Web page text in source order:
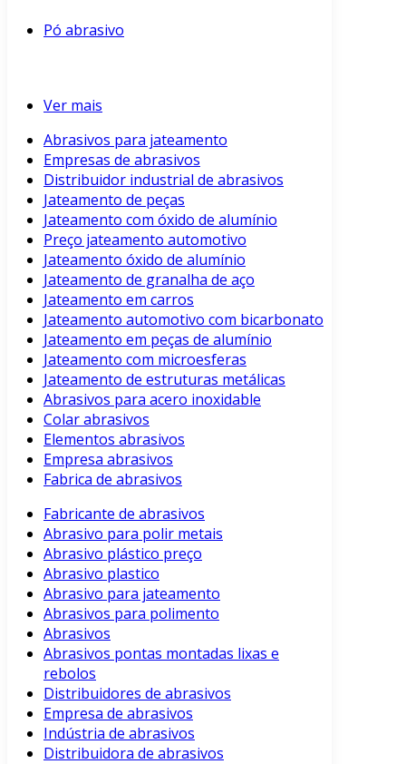
Pó abrasivo
Ver mais
Abrasivos para jateamento
Empresas de abrasivos
Distribuidor industrial de abrasivos
Jateamento de peças
Jateamento com óxido de alumínio
Preço jateamento automotivo
Jateamento óxido de alumínio
Jateamento de granalha de aço
Jateamento em carros
Jateamento automotivo com bicarbonato
Jateamento em peças de alumínio
Jateamento com microesferas
Jateamento de estruturas metálicas
Abrasivos para acero inoxidable
Colar abrasivos
Elementos abrasivos
Empresa abrasivos
Fabrica de abrasivos
Fabricante de abrasivos
Abrasivo para polir metais
Abrasivo plástico preço
Abrasivo plastico
Abrasivo para jateamento
Abrasivos para polimento
Abrasivos
Abrasivos pontas montadas lixas e
rebolos
Distribuidores de abrasivos
Empresa de abrasivos
Indústria de abrasivos
Distribuidora de abrasivos